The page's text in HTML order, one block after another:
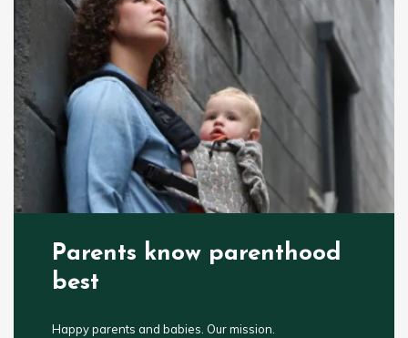
Parents know parenthood
best
Happy parents and babies. Our mission.